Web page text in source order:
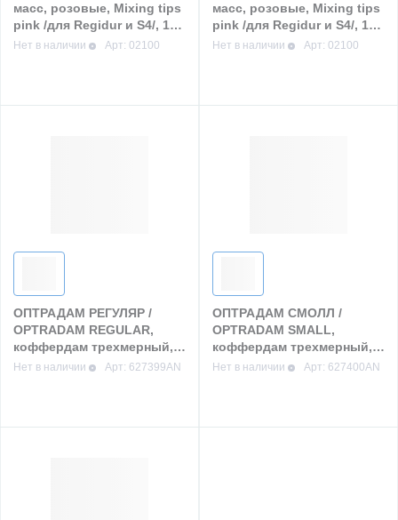
масс, розовые, Mixing tips
pink /для Regidur и S4/, 1
уп. /100 шт/, BISICO
Нет в наличии Арт: 02100
масс, розовые, Mixing tips
pink /для Regidur и S4/, 1
уп. /100 шт/, BISICO
Нет в наличии Арт: 02100
ОПТРАДАМ РЕГУЛЯР /
OPTRADAM REGULAR,
коффердам трехмерный,
50 шт, Ivoclar Vivadent,
Нет в наличии Арт: 627399AN
ОПТРАДАМ СМОЛЛ /
OPTRADAM SMALL,
коффердам трехмерный,
50 шт, Ivoclar Vivadent,
Нет в наличии Арт: 627400AN